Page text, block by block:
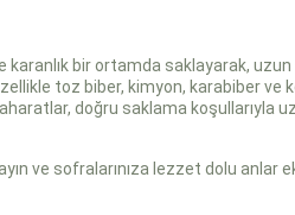
bir ortamda saklayarak, uzun
toz biber, kimyon, karabiber ve
doğru saklama koşullarıyla
ve sofralarınıza lezzet dolu anlar